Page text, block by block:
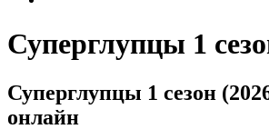
Суперглупцы 1
Суперглупцы 1 сезон
онлайн